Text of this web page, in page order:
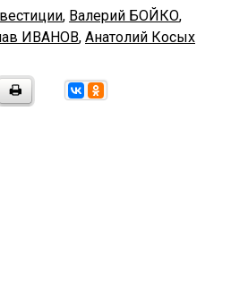
, Валерий БОЙКО,
ИВАНОВ, Анатолий Косых